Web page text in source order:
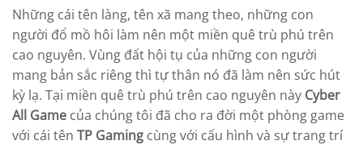
Những cái tên làng, tên xã mang theo, những con
người đổ mồ hôi làm nên một miền quê trù phú trên
cao nguyên. Vùng đất hội tụ của những con người
mang bản sắc riêng thì tự thân nó đã làm nên sức hút
kỳ lạ. Tại miền quê trù phú trên cao nguyên này Cyber
All Game của chúng tôi đã cho ra đời một phòng game
với cái tên TP Gaming cùng với cấu hình và sự trang trí